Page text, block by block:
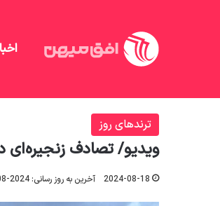
ترندهای روز
ویدیو/ تصادف زنجیره‌ای
2024-08-18 آخرین به روز رسانی: 2024-08-18